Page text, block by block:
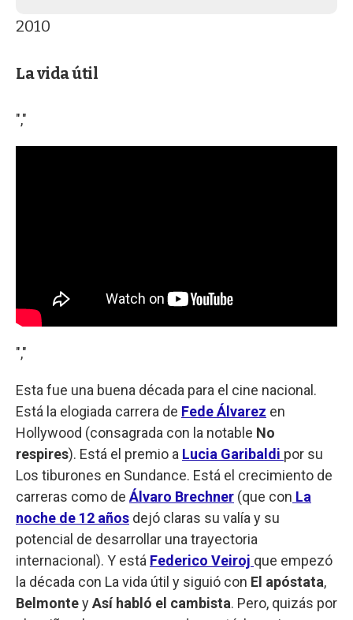
2010
La vida útil
","
","
Esta fue una buena década para el cine nacional.
Está la elogiada carrera de Fede Álvarez en
Hollywood (consagrada con la notable No
respires). Está el premio a Lucia Garibaldi por su
Los tiburones en Sundance. Está el crecimiento de
carreras como de Álvaro Brechner (que con La
noche de 12 años dejó claras su valía y su
potencial de desarrollar una trayectoria
internacional). Y está Federico Veiroj que empezó
la década con La vida útil y siguió con El apóstata,
BelmonteyAsí habló el cambista. Pero, quizás por